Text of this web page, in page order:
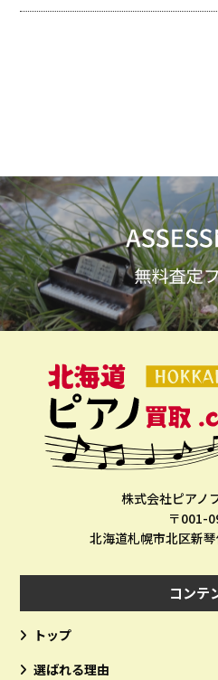
株式会社ピアノ
〒001-
北海道札幌市北区新
コンテ
トップ
選ばれる理由